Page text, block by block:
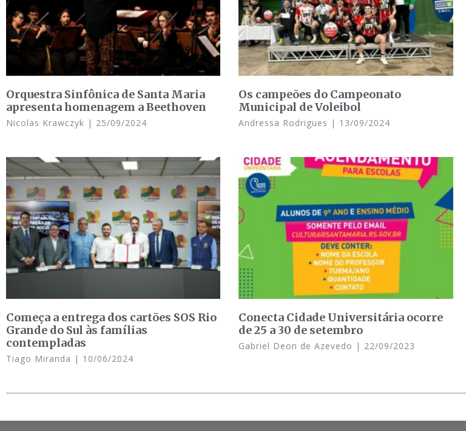
Orquestra Sinfônica de Santa Maria
apresenta homenagem a Beethoven
Nicolas Krawczyk 25/09/2024
Os campeões do Campeonato
Municipal de Voleibol
Andressa Rodrigues 13/09/2024
Começa a entrega dos cartões SOS Rio
Grande do Sul às famílias
contempladas
Tiago Miranda 10/06/2024
Conecta Cidade Universitária ocorre
de 25 a 30 de setembro
Gabriel Deon de Azevedo 22/09/2023